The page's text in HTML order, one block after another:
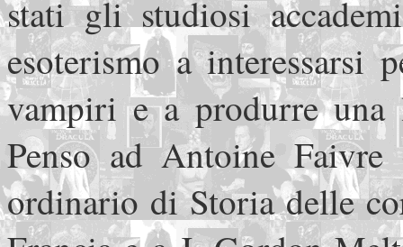
stati gli studiosi
esoterismo a
vampiri e a produrre una
Penso ad Antoine
ordinario di Storia delle